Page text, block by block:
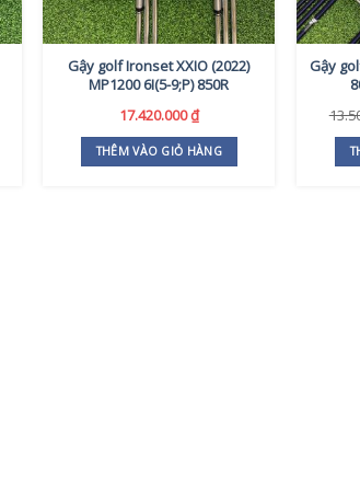
Gậy golf Ironset XXIO (2022)
MP1200 6I(5-9;P) 850R
17.420.000₫
THÊM VÀO GIỎ HÀNG
Gậy